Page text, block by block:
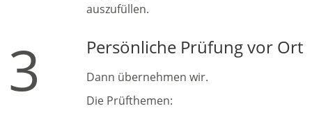
auszufüllen.
3 Persönliche Prüfung vor Ort
Dann übernehmen wir.
Die Prüfthemen: